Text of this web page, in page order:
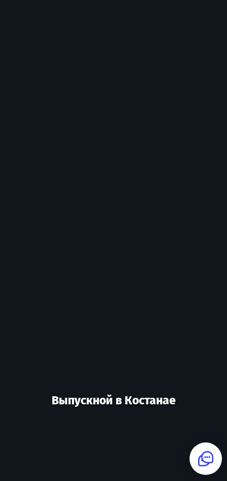
Выпускной в Костанае